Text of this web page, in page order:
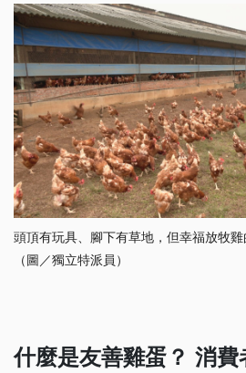
頭頂有玩具、腳下有草地，但幸福放牧雞
（圖／獨立特派員）
什麼是友善雞蛋？ 消費